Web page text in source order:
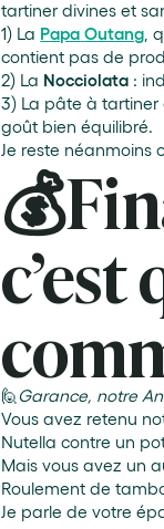
tartiner divines et
1) La Papa Outang,
contient pas de
2) La Nocciolata :
3) La pâte à
goût bien équilibré.
Je reste néanmoins
🙋 Garance, notre
Vous avez retenu
Nutella contre un
Mais vous avez un
Roulement de
Je parle de votre